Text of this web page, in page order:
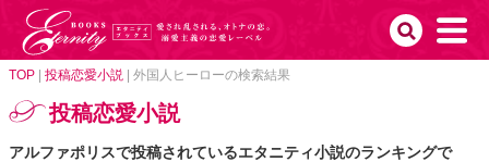
TOP 投稿恋愛小説 外国人ヒーローの検索結果
投稿恋愛小説
アルファポリスで投稿されているエタニティ小説のランキングで